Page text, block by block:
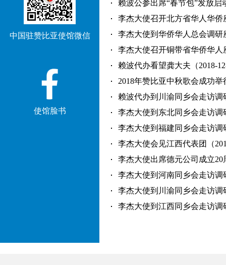
中国驻赞比亚使馆微信
使馆脸书
赖波公参出席“春节包”发放启
李杰大使召开北方省华人华侨
李杰大使到华侨华人总会调研
李杰大使召开铜带省华侨华人
赖波代办看望龚大夫（2018-
2018年赞比亚中秋歌会成功举
赖波代办到川渝同乡会走访调
李杰大使到东北同乡会走访调
李杰大使到福建同乡会走访调
李杰大使会见江西代表团（
李杰大使出席德元公司成立20
李杰大使到河南同乡会走访调
李杰大使到川渝同乡会走访调
李杰大使到江西同乡会走访调